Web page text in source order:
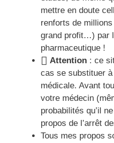
mettre en doute
renforts de
grand profit…) par
pharmaceutique !
Attention : ce
cas se substituer
médicale. Avant
votre médecin
probabilités qu’il
propos de l’arrêt
Tous mes propos